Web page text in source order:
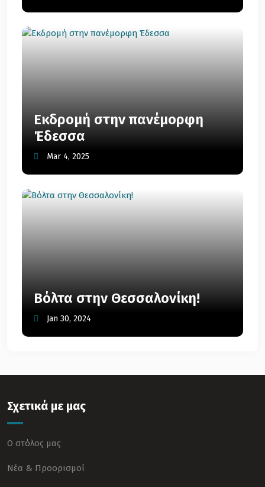
Εκδρομή στην πανέμορφη
Έδεσσα
Mar 4, 2025
Βόλτα στην Θεσσαλονίκη!
Jan 30, 2024
Σχετικά με μας
Ο στόλος μας
Νέα & Προορισμοί